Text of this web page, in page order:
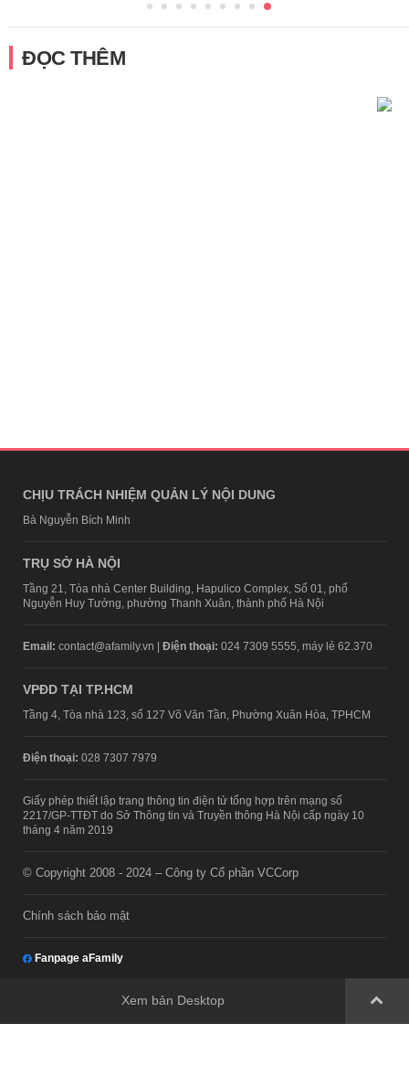
ĐỌC THÊM
CHỊU TRÁCH NHIỆM QUẢN LÝ NỘI DUNG
Bà Nguyễn Bích Minh
TRỤ SỞ HÀ NỘI
Tầng 21, Tòa nhà Center Building, Hapulico Complex, Số 01, phố
Nguyễn Huy Tưởng, phường Thanh Xuân, thành phố Hà Nội
Email: contact@afamily.vn | Điện thoại: 024 7309 5555, máy lẻ 62.370
VPĐD TẠI TP.HCM
Tầng 4, Tòa nhà 123, số 127 Võ Văn Tần, Phường Xuân Hòa, TPHCM
Điện thoại: 028 7307 7979
Giấy phép thiết lập trang thông tin điện tử tổng hợp trên mạng số
2217/GP-TTĐT do Sở Thông tin và Truyền thông Hà Nội cấp ngày 10
tháng 4 năm 2019
© Copyright 2008 - 2024 – Công ty Cổ phần VCCorp
Chính sách bảo mật
Fanpage aFamily
Xem bản Desktop